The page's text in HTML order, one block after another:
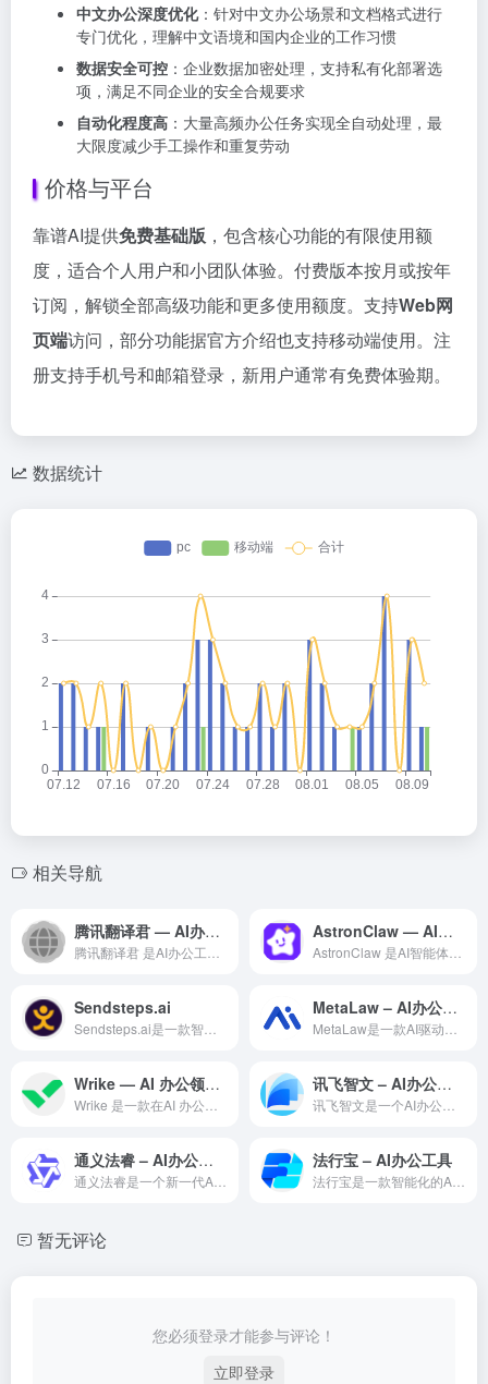
中文办公深度优化：针对中文办公场景和文档格式进行
专门优化，理解中文语境和国内企业的工作习惯
数据安全可控 ：企业数据加密处理，支持私有化部署选
项，满足不同企业的安全合规要求
自动化程度高 ：大量高频办公任务实现全自动处理，最
大限度减少手工操作和重复劳动
价格与平台
靠谱AI提供免费基础版 ，包含核心功能的有限使用额
度，适合个人用户和小团队体验。付费版本按月或按年
订阅，解锁全部高级功能和更多使用额度。支持Web网
页端访问，部分功能据官方介绍也支持移动端使用。注
册支持手机号和邮箱登录，新用户通常有免费体验期。
数据统计
相关导航
腾讯翻译君 — AI办公工具领域的专业 AI 工具 AstronClaw — AI智能体领域的专业 AI 工具
Sendsteps.ai MetaLaw – AI办公工具
Wrike — AI 办公领域的专业 AI 工具 讯飞智文 – AI办公工具
通义法睿 – AI办公工具 法行宝 – AI办公工具
暂无评论
您必须登录才能参与评论！
立即登录